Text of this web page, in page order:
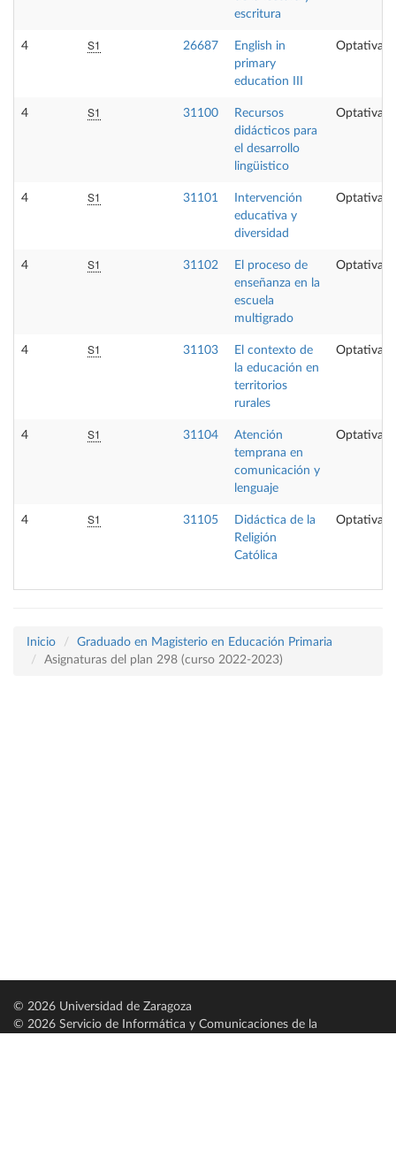
escritura
4 S1 26687
English in
primary
education III
Optativa
4 S1 31100
Recursos
didácticos para
el desarrollo
lingüistico
Optativa
4 S1 31101
Intervención
educativa y
diversidad
Optativa
4 S1 31102
El proceso de
enseñanza en la
escuela
multigrado
Optativa
4 S1 31103
El contexto de
la educación en
territorios
rurales
Optativa
4 S1 31104
Atención
temprana en
comunicación y
lenguaje
Optativa
4 S1 31105
Didáctica de la
Religión
Católica
Optativa
Inicio
Graduado en Magisterio en Educación Primaria
Asignaturas del plan 298 (curso 2022-2023)
© 2026 Universidad de Zaragoza
© 2026 Servicio de Informática y Comunicaciones de la